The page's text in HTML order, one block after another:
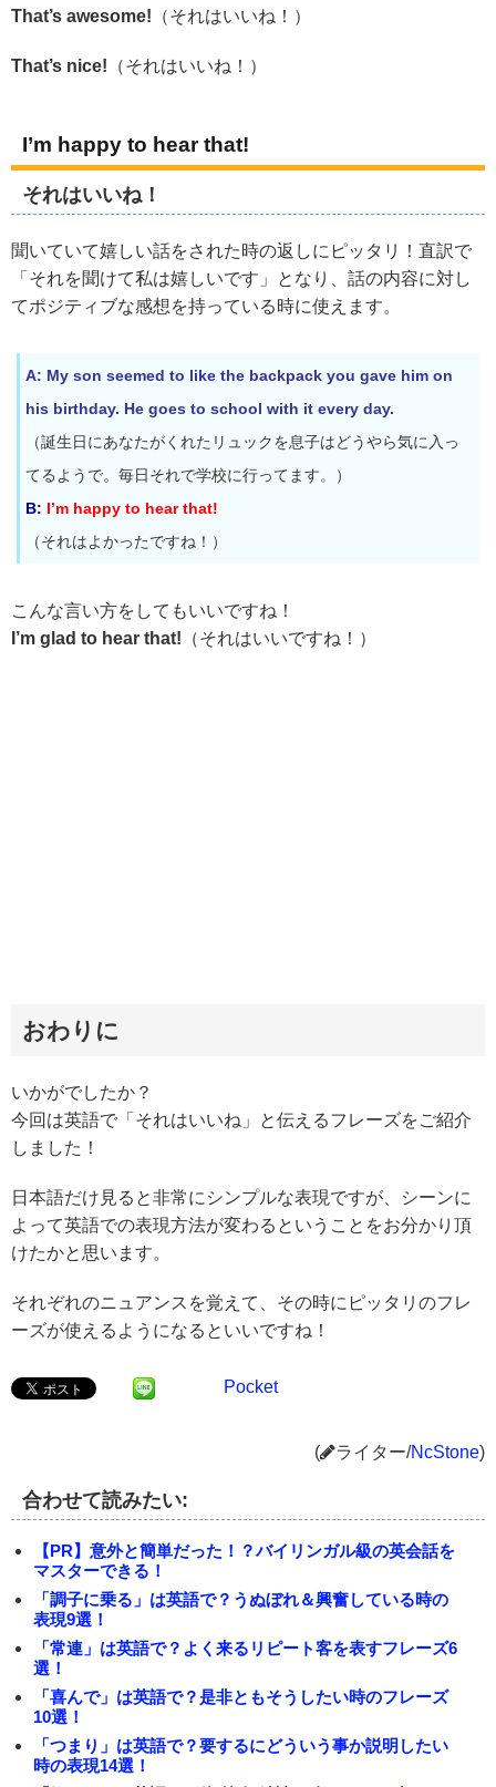
That’s awesome! （それはいいね！）
That’s nice! （それはいいね！）
I’m happy to hear that!
それはいいね！
聞いていて嬉しい話をされた時の返しにピッタリ！直訳で
「それを聞けて私は嬉しいです」となり、話の内容に対し
てポジティブな感想を持っている時に使えます。
A: My son seemed to like the backpack you gave him on
his birthday. He goes to school with it every day.
（誕生日にあなたがくれたリュックを息子はどうやら気に入っ
てるようで。毎日それで学校に行ってます。）
B: I’m happy to hear that!
（それはよかったですね！）
こんな言い方をしてもいいですね！
I’m glad to hear that! （それはいいですね！）
おわりに
いかがでしたか？
今回は英語で「それはいいね」と伝えるフレーズをご紹介
しました！
日本語だけ見ると非常にシンプルな表現ですが、シーンに
よって英語での表現方法が変わるということをお分かり頂
けたかと思います。
それぞれのニュアンスを覚えて、その時にピッタリのフレ
ーズが使えるようになるといいですね！
Pocket
( ライター/NcStone)
合わせて読みたい:
【PR】意外と簡単だった！？バイリンガル級の英会話を
マスターできる！
「調子に乗る」は英語で？うぬぼれ＆興奮している時の
表現9選！
「常連」は英語で？よく来るリピート客を表すフレーズ6
選！
「喜んで」は英語で？是非ともそうしたい時のフレーズ
10選！
「つまり」は英語で？要するにどういう事か説明したい
時の表現14選！